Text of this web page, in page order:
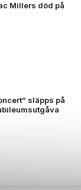
Millers död på
släpps på